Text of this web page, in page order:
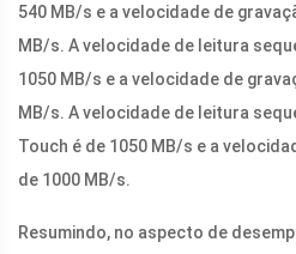
540 MB/s e a velocidade de
MB/s. A velocidade de leitura
1050 MB/s e a velocidade de
MB/s. A velocidade de leitura
Touch é de 1050 MB/s e a
de 1000 MB/s.
Resumindo, no aspecto de